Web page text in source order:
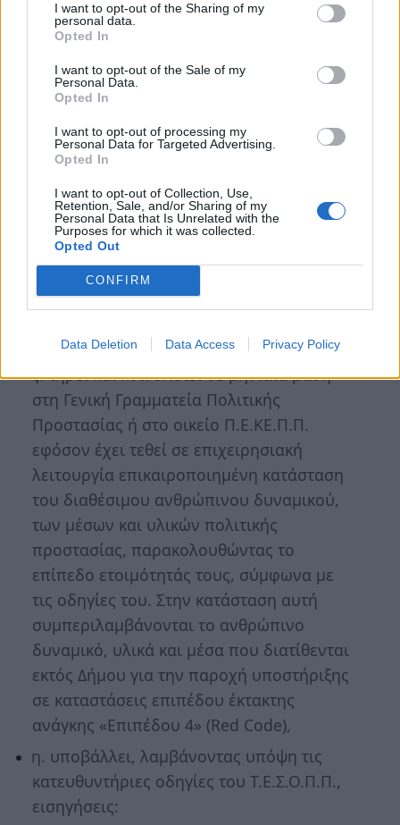
I want to opt-out of the Sharing of my
personal data.
Opted In
I want to opt-out of the Sale of my
Personal Data.
Opted In
I want to opt-out of processing my
Personal Data for Targeted Advertising.
Opted In
I want to opt-out of Collection, Use,
Retention, Sale, and/or Sharing of my
Personal Data that Is Unrelated with the
Purposes for which it was collected.
Opted Out
CONFIRM
Data Deletion Data Access Privacy Policy
Εκτελεστική Επιτροπή του Δήμου, η οποία
το εισηγείται προς το Δημοτικό
Συμβούλιο, το οποίο το εγκρίνει, μετά τη
σύμφωνη γνώμη της Γενικής Γραμματείας
κείμενη νομοθεσία.
στ. συμβάλλει στην υλοποίηση των
προγραμμάτων εκπαίδευσης της
Ακαδημίας Πολιτικής Προστασίας σε
θέματα πολιτικής προστασίας και
συμμετέχει σε ασκήσεις, σε συνεργασία
με την Περιφέρεια και άλλους όμορους
απόδοσης των ανωτέρω Σχεδίων.
ζ. τηρεί και κοινοποιεί σε μηνιαία βάση
στη Γενική Γραμματεία Πολιτικής
Προστασίας ή στο οικείο Π.Ε.ΚΕ.Π.Π.
εφόσον έχει τεθεί σε επιχειρησιακή
λειτουργία επικαιροποιημένη κατάσταση
του διαθέσιμου ανθρώπινου δυναμικού,
των μέσων και υλικών πολιτικής
προστασίας, παρακολουθώντας το
επίπεδο ετοιμότητάς τους, σύμφωνα με
τις οδηγίες του. Στην κατάσταση αυτή
συμπεριλαμβάνονται το ανθρώπινο
δυναμικό, υλικά και μέσα που διατίθενται
εκτός Δήμου για την παροχή υποστήριξης
σε καταστάσεις επιπέδου έκτακτης
ανάγκης «Επιπέδου 4» (Red Code),
η. υποβάλλει, λαμβάνοντας υπόψη τις
κατευθυντήριες οδηγίες του Τ.Ε.Σ.Ο.Π.Π.,
εισηγήσεις: